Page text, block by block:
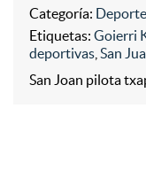
Categoría:
Etiquetas: Goierri
deportivas San
San Joan pilota